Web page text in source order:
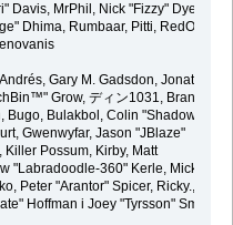
Davis, MrPhil, Nick "Fizzy" Dyer, Nick
Dhima, Rumbaar, Pitti, RedOne, S-
Gary M. Gadsdon, Jonathan
Grow, ディン1031, Brannon
Bulakbol, Colin "Shadow82x"
Gwenwyfar, Jason "JBlaze"
Possum, Kirby, Matt
"Labradoodle-360" Kerle, Mick.,
Peter "Arantor" Spicer, Ricky.,
Hoffman i Joey "Tyrsson" Smith